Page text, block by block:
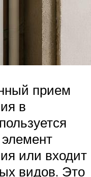
прием
в
или входит
видов. Это